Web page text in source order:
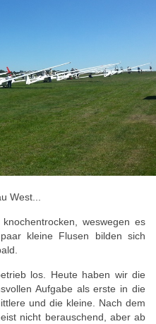
West...
weswegen es
kleine Flusen bilden sich
los. Heute haben wir die
Aufgabe als erste in die
und die kleine. Nach dem
nicht berauschend, aber ab